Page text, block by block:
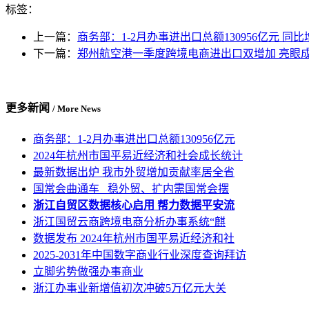
标签：
上一篇： 商务部：1-2月办事进出口总额130956亿元 同比
下一篇： 郑州航空港一季度跨境电商进出口双增加 亮眼
更多新闻 / More News
商务部：1-2月办事进出口总额130956亿元
2024年杭州市国平易近经济和社会成长统计
最新数据出炉 我市外贸增加贡献率居全省
国常会曲通车 稳外贸、扩内需国常会摆
浙江自贸区数据核心启用 帮力数据平安流
浙江国贸云商跨境电商分析办事系统“麒
数据发布 2024年杭州市国平易近经济和社
2025-2031年中国数字商业行业深度查询拜访
立脚劣势做强办事商业
浙江办事业新增值初次冲破5万亿元大关